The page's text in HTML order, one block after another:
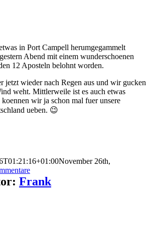
in Port Campell herumgegammelt
Abend mit einem wunderschoenen
12 Aposteln belohnt worden.
jetzt wieder nach Regen aus und wir gucken
weht. Mittlerweile ist es auch etwas
wir ja schon mal fuer unsere
ueben. 😉
November 26th,
Frank